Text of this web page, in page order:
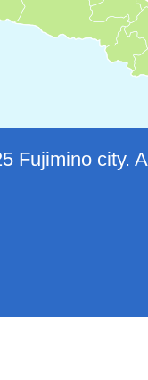
Fujimino city.